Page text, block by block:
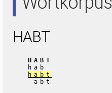
HABT
HABT
hab
habt
abt